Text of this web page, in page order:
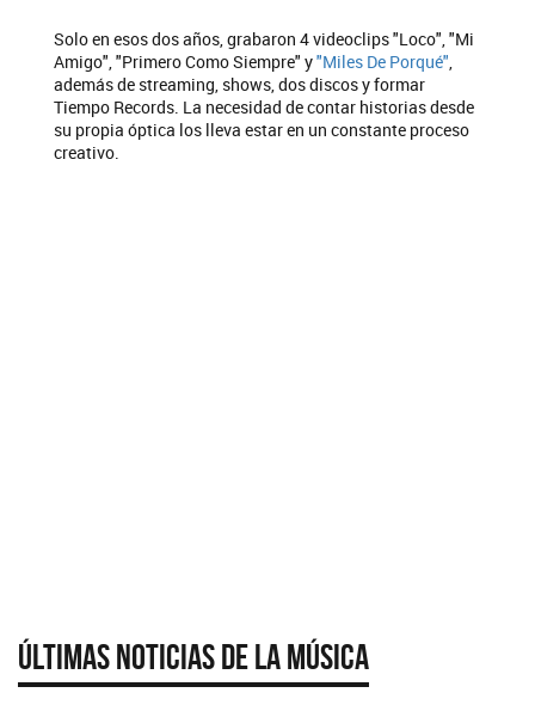
Solo en esos dos años, grabaron 4 videoclips "Loco", "Mi
Amigo", "Primero Como Siempre" y"Miles De Porqué",
además de streaming, shows, dos discos y formar
Tiempo Records. La necesidad de contar historias desde
su propia óptica los lleva estar en un constante proceso
creativo.
Últimas Noticias de la Música